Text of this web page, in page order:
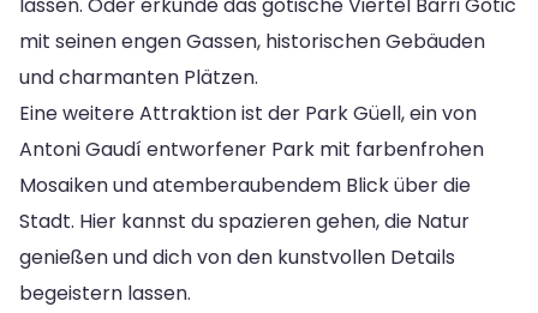
mit seinen engen Gassen, historischen Gebäuden
und charmanten Plätzen.
Eine weitere Attraktion ist der Park Güell, ein von
Antoni Gaudí entworfener Park mit farbenfrohen
Mosaiken und atemberaubendem Blick über die
Stadt. Hier kannst du spazieren gehen, die Natur
genießen und dich von den kunstvollen Details
begeistern lassen.